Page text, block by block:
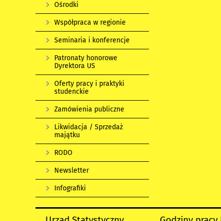
Ośrodki
Współpraca w regionie
Seminaria i konferencje
Patronaty honorowe
Dyrektora US
Oferty pracy i praktyki
studenckie
Zamówienia publiczne
Likwidacja / Sprzedaż
majątku
RODO
Newsletter
Infografiki